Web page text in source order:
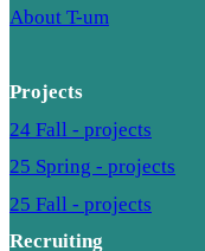
About T-um
Projects
24 Fall - projects
25 Spring - projects
25 Fall - projects
Recruiting